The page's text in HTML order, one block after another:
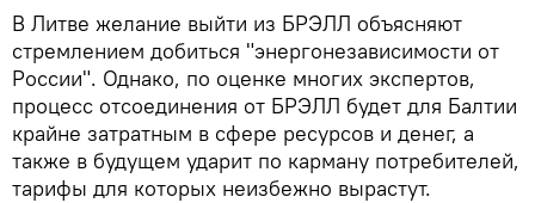
В Литве желание выйти из БРЭЛЛ объясняют
стремлением добиться "энергонезависимости от
России". Однако, по оценке многих экспертов,
процесс отсоединения от БРЭЛЛ будет для Балтии
крайне затратным в сфере ресурсов и денег, а
также в будущем ударит по карману потребителей,
тарифы для которых неизбежно вырастут.